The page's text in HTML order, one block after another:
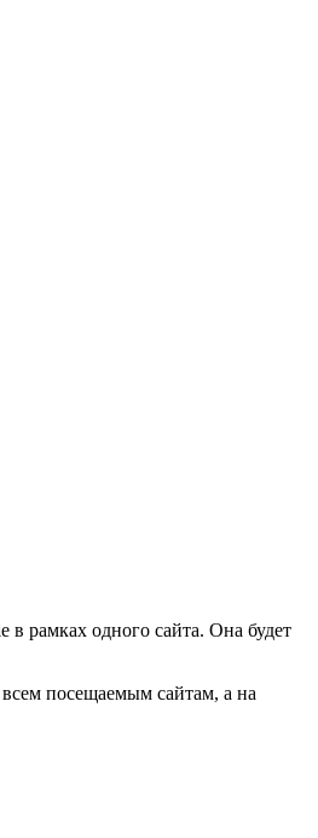
рамках одного сайта. Она будет
всем посещаемым сайтам, а на